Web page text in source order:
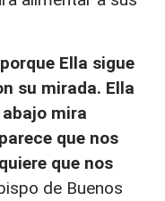
Ella sigue
su mirada. Ella
mira
que nos
que nos
de Buenos